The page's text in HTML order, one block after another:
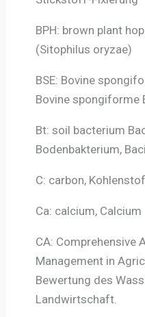
BPH: brown plant
(Sitophilus oryzae)
BSE: Bovine
Bovine spongiforme
Bt: soil bacterium
Bodenbakterium,
C: carbon,
Ca: calcium, Calcium
CA: Comprehensive
Management in
Bewertung des
Landwirtschaft.